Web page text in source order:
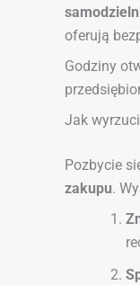
oferują
Godziny
Jak
Pozbycie
zakupu.